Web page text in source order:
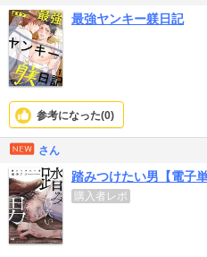
最強ヤンキー躾日記
参考になった(0)
さん
踏みつけたい男【電子単
購入者レポ